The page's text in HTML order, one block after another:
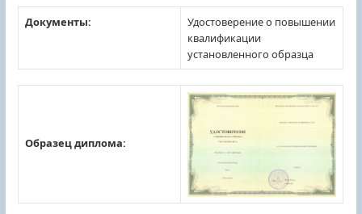
Документы:
Удостоверение о повышении
квалификации
установленного образца
Образец диплома: